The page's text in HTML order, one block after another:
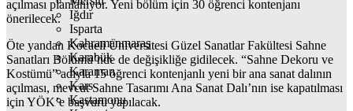
Iğdır
Isparta
Kahramanmaraş
Karabük
Karaman
Kars
Kastamonu
açılması planlanıyor. Yeni bölüm için 30 öğrenci kontenjanı
önerilecek.
Öte yandan Kocaeli Üniversitesi Güzel Sanatlar Fakültesi Sahne
Sanatları Bölümü’nde de değişikliğe gidilecek. “Sahne Dekoru ve
Kostümü” adıyla 15 öğrenci kontenjanlı yeni bir ana sanat dalının
açılması, mevcut Sahne Tasarımı Ana Sanat Dalı’nın ise kapatılması
için YÖK’e başvuru yapılacak.